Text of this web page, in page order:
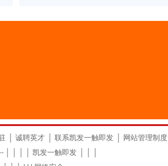
诚聘英才 联系凯发一触即发 网站管理制度
│ │ │ │ 凯发一触即发